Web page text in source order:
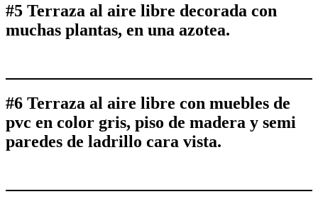
#5 Terraza al aire libre decorada con
muchas plantas, en una azotea.
#6 Terraza al aire libre con muebles de
pvc en color gris, piso de madera y semi
paredes de ladrillo cara vista.